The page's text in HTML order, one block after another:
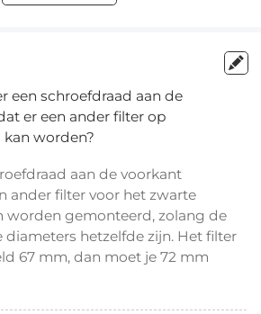
een schroefdraad aan de
er een ander filter op
worden?
aan de voorkant
ander filter voor het zwarte
worden gemonteerd, zolang de
diameters hetzelfde zijn. Het filter
67 mm, dan moet je 72 mm